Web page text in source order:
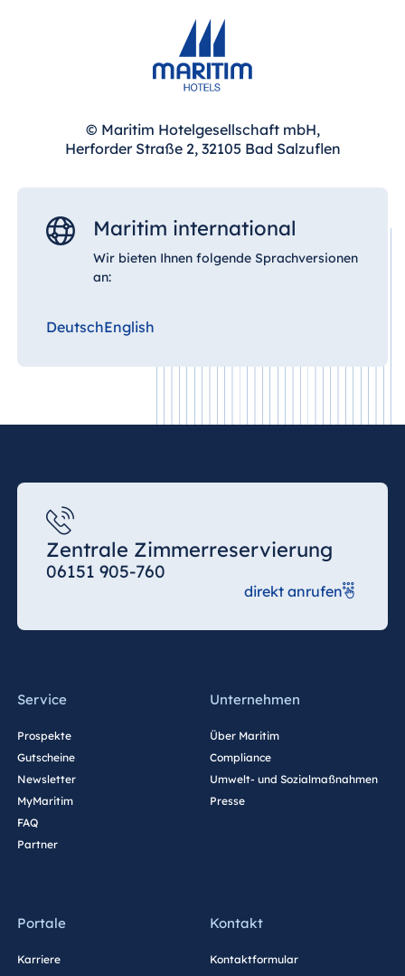
© Maritim Hotelgesellschaft mbH,
Herforder Straße 2, 32105 Bad Salzuflen
Maritim international
Wir bieten Ihnen folgende Sprachversionen
an:
DeutschEnglish
Zentrale Zimmerreservierung
06151 905-760
direkt anrufen
Service
Prospekte
Gutscheine
Newsletter
MyMaritim
FAQ
Partner
Unternehmen
Über Maritim
Compliance
Umwelt- und Sozialmaßnahmen
Presse
Portale
Karriere
Kontakt
Kontaktformular